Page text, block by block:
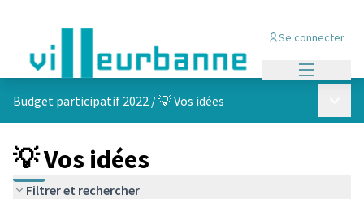
Se connecter
Budget participatif 2022 /💡 Vos idées
💡 Vos idées
Filtrer et rechercher